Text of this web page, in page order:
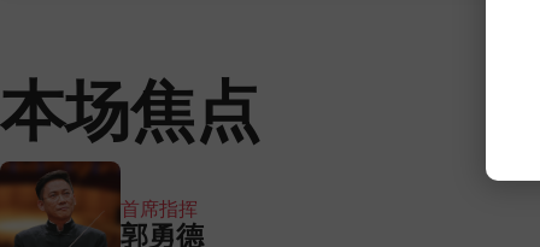
本场焦点
首席指挥
郭勇德